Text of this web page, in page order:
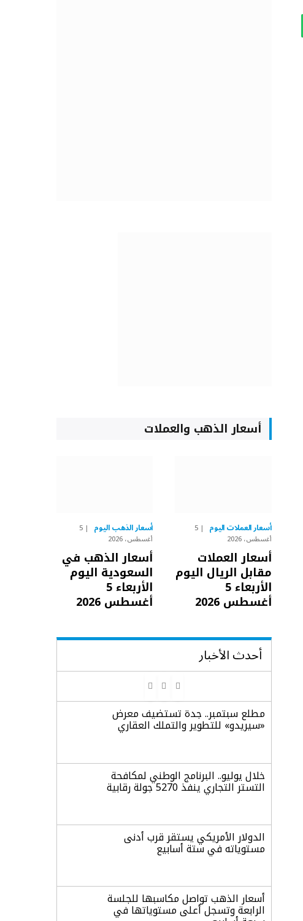
أسعار الذهب والعملات
أسعار العملات اليوم 5
أغسطس، 2026
أسعار العملات
مقابل الريال اليوم
الأربعاء 5
أغسطس 2026
أسعار الذهب اليوم 5
أغسطس، 2026
أسعار الذهب في
السعودية اليوم
الأربعاء 5
أغسطس 2026
أحدث الأخبار
مطلع سبتمبر.. جدة تستضيف معرض
«سيريدو» للتطوير والتملك العقاري
خلال يوليو.. البرنامج الوطني لمكافحة
التستر التجاري ينفذ 5270 جولة رقابية
الدولار الأمريكي يستقر قرب أدنى
مستوياته في ستة أسابيع
أسعار الذهب تواصل مكاسبها للجلسة
الرابعة وتسجل أعلى مستوياتها في